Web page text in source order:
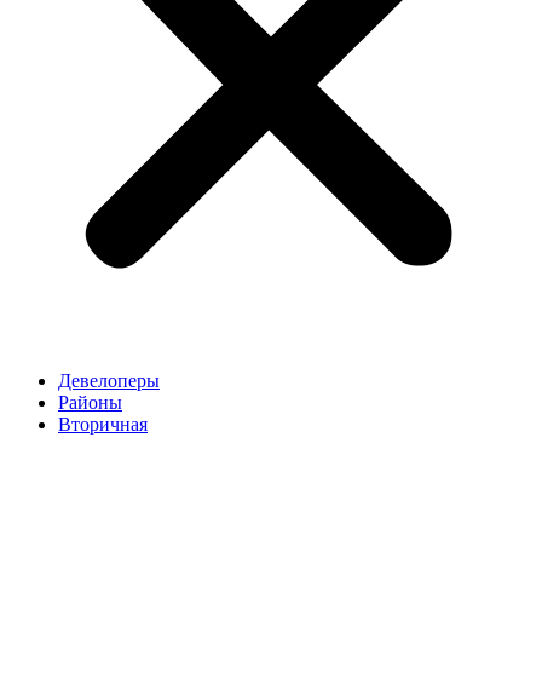
Девелоперы
Районы
Вторичная